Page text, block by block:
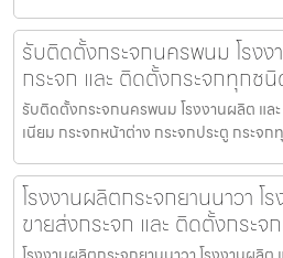
รับติดตั้งกระจกนครพนม โรงง
กระจก และ ติดตั้งกระจกทุกช
รับติดตั้งกระจกนครพนม โรงงานผลิต แล
เนียม กระจกหน้าต่าง กระจกประตู กระจ
โรงงานผลิตกระจกยานนาวา โ
ขายส่งกระจก และ ติดตั้งกระ